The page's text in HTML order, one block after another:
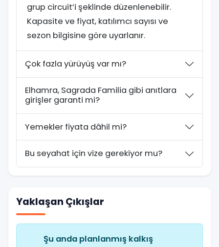
grup circuit’i şeklinde düzenlenebilir.
Kapasite ve fiyat, katılımcı sayısı ve
sezon bilgisine göre uyarlanır.
Çok fazla yürüyüş var mı?
Elhamra, Sagrada Familia gibi anıtlara
girişler garanti mi?
Yemekler fiyata dâhil mi?
Bu seyahat için vize gerekiyor mu?
Yaklaşan Çıkışlar
Şu anda planlanmış kalkış